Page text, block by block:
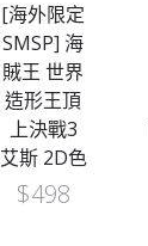
[海外限定
SMSP] 海
賊王 世界
造形王頂
上決戰3
艾斯 2D色
$498